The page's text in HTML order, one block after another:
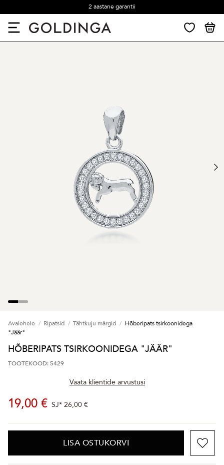
2 aastane garantii
Avalehele Ripatsid Tähtkuju märgid
Hõberipats tsirkoonidega
"Jäär"
HÕBERIPATS TSIRKOONIDEGA "JÄÄR"
TOOTEKOOD: 5429
Vaata klientide arvustusi
19,00 € SJ* 26,00 €
LISA OSTUKORVI